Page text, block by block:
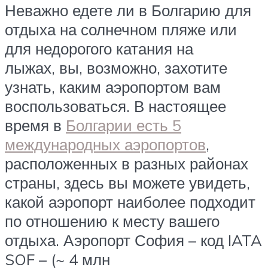
Неважно едете ли в Болгарию для
отдыха на солнечном пляже или
для недорогого катания на
лыжах, вы, возможно, захотите
узнать, каким аэропортом вам
воспользоваться. В настоящее
время в Болгарии есть 5
международных аэропортов,
расположенных в разных районах
страны, здесь вы можете увидеть,
какой аэропорт наиболее подходит
по отношению к месту вашего
отдыха. Аэропорт София – код IATA
SOF – (~ 4 млн